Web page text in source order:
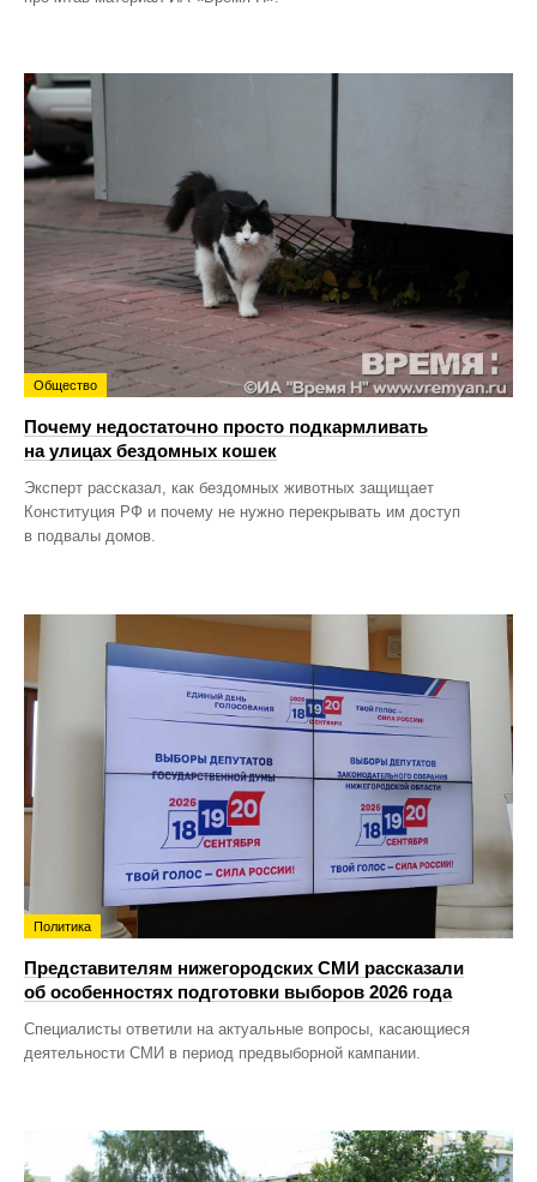
Общество
Почему недостаточно просто подкармливать
на улицах бездомных кошек
Эксперт рассказал, как бездомных животных защищает
Конституция РФ и почему не нужно перекрывать им доступ
в подвалы домов.
Политика
Представителям нижегородских СМИ рассказали
об особенностях подготовки выборов 2026 года
Специалисты ответили на актуальные вопросы, касающиеся
деятельности СМИ в период предвыборной кампании.